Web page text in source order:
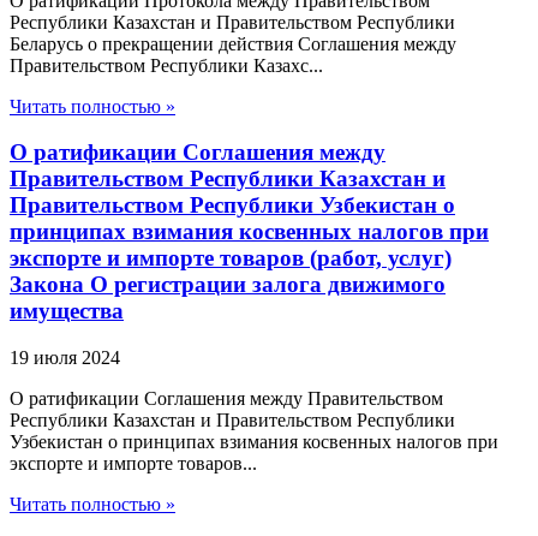
Республики Казахстан и Правительством Республики
Беларусь о прекращении действия Соглашения между
Правительством Республики Казахс...
Читать полностью »
О ратификации Соглашения между
Правительством Республики Казахстан и
Правительством Республики Узбекистан о
принципах взимания косвенных налогов при
экспорте и импорте товаров (работ, услуг)
Закона О регистрации залога движимого
имущества
19 июля 2024
О ратификации Соглашения между Правительством
Республики Казахстан и Правительством Республики
Узбекистан о принципах взимания косвенных налогов при
экспорте и импорте товаров...
Читать полностью »